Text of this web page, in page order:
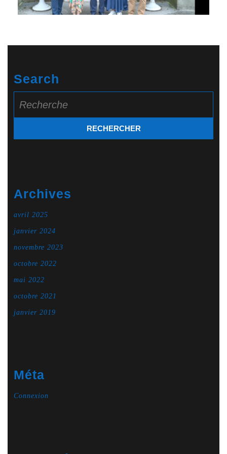
Search
for:
Archives
avril 2025
janvier 2024
novembre 2023
octobre 2022
mai 2022
octobre 2021
janvier 2019
Méta
Connexion